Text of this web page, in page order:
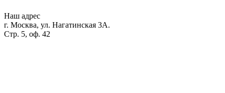
Наш адрес
г. Москва, ул. Нагатинская 3А.
Стр. 5, оф. 42